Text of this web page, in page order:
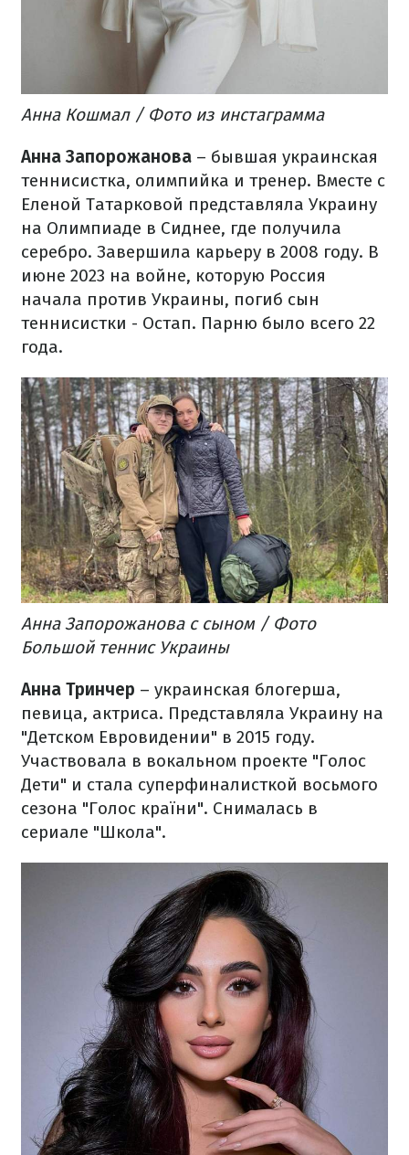
Анна Кошмал / Фото из инстаграмма
Анна Запорожанова – бывшая украинская
теннисистка, олимпийка и тренер. Вместе с
Еленой Татарковой представляла Украину
на Олимпиаде в Сиднее, где получила
серебро. Завершила карьеру в 2008 году. В
июне 2023 на войне, которую Россия
начала против Украины, погиб сын
теннисистки - Остап. Парню было всего 22
года.
Анна Запорожанова с сыном / Фото
Большой теннис Украины
Анна Тринчер – украинская блогерша,
певица, актриса. Представляла Украину на
"Детском Евровидении" в 2015 году.
Участвовала в вокальном проекте "Голос
Дети" и стала суперфиналисткой восьмого
сезона "Голос країни". Снималась в
сериале "Школа".